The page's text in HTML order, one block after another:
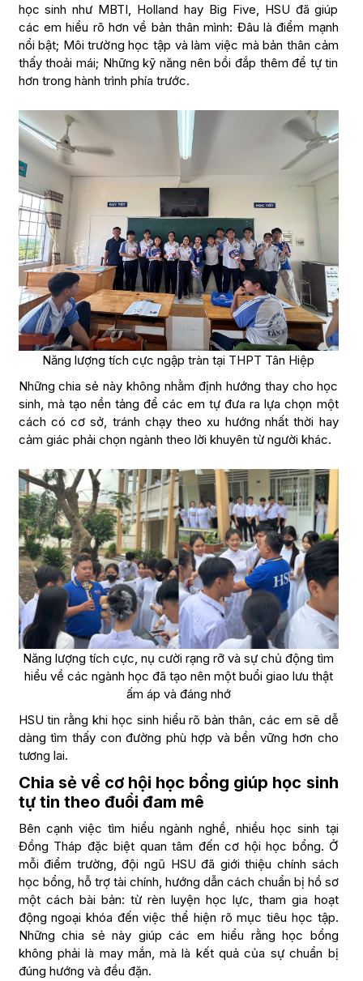
học sinh như MBTI, Holland hay Big Five, HSU đã giúp
các em hiểu rõ hơn về bản thân mình: Đâu là điểm mạnh
nổi bật; Môi trường học tập và làm việc mà bản thân cảm
thấy thoải mái; Những kỹ năng nên bồi đắp thêm để tự tin
hơn trong hành trình phía trước.
Năng lượng tích cực ngập tràn tại THPT Tân Hiệp
Những chia sẻ này không nhằm định hướng thay cho học
sinh, mà tạo nền tảng để các em tự đưa ra lựa chọn một
cách có cơ sở, tránh chạy theo xu hướng nhất thời hay
cảm giác phải chọn ngành theo lời khuyên từ người khác.
Năng lượng tích cực, nụ cười rạng rỡ và sự chủ động tìm
hiểu về các ngành học đã tạo nên một buổi giao lưu thật
ấm áp và đáng nhớ
HSU tin rằng khi học sinh hiểu rõ bản thân, các em sẽ dễ
dàng tìm thấy con đường phù hợp và bền vững hơn cho
tương lai.
Chia sẻ về cơ hội học bổng giúp học sinh
tự tin theo đuổi đam mê
Bên cạnh việc tìm hiểu ngành nghề, nhiều học sinh tại
Đồng Tháp đặc biệt quan tâm đến cơ hội học bổng. Ở
mỗi điểm trường, đội ngũ HSU đã giới thiệu chính sách
học bổng, hỗ trợ tài chính, hướng dẫn cách chuẩn bị hồ sơ
một cách bài bản: từ rèn luyện học lực, tham gia hoạt
động ngoại khóa đến việc thể hiện rõ mục tiêu học tập.
Những chia sẻ này giúp các em hiểu rằng học bổng
không phải là may mắn, mà là kết quả của sự chuẩn bị
đúng hướng và đều đặn.